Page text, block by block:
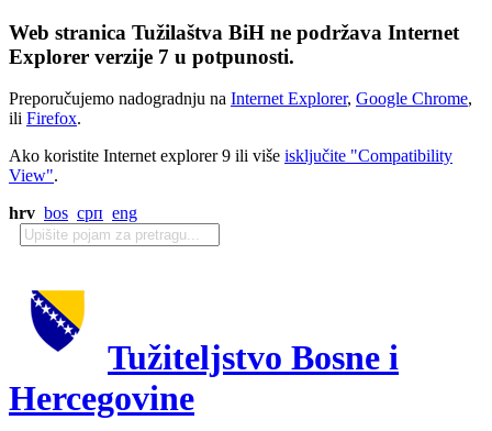
Web stranica Tužilaštva BiH ne podržava Internet
Explorer verzije 7 u potpunosti.
Preporučujemo nadogradnju na Internet Explorer, Google Chrome,
ili Firefox.
Ako koristite Internet explorer 9 ili više isključite "Compatibility
View".
hrv bos срп eng
Tužiteljstvo Bosne i
Hercegovine